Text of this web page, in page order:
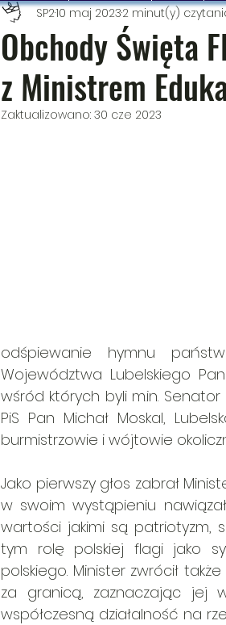
Obchody Święta
z Ministrem
SP210 maj 20232 minut(y)
Zaktualizowano: 30 cze 2023
odśpiewanie hymnu
Województwa Lubelskiego
wśród których byli m.in. Senator
PiS Pan Michał Moskal,
burmistrzowie i wójtowie
Jako pierwszy głos zabrał
w swoim wystąpieniu
wartości jakimi są patriotyzm,
tym rolę polskiej flagi jako
polskiego. Minister zwrócił
za granicą, zaznaczając jej
współczesną działalność na